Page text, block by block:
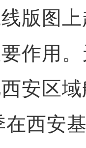
版图
作用
安区
西安